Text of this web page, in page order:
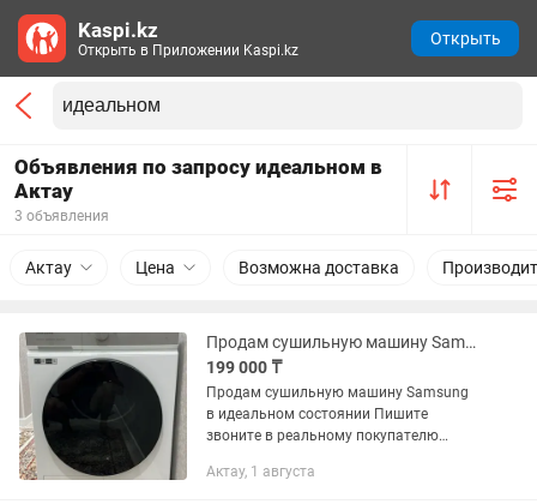
Объявления по запросу идеальном в
Актау
3 объявления
Актау Цена Возможна доставка
Продам сушильную машину Samsung
199 000 ₸
Продам сушильную машину Samsung
в идеальном состоянии Пишите
звоните в реальному покупателю
Срочно срочно цена снижена из-за
Актау, 1 августа
Kaspi.kz
Открыть в Приложении Kaspi.kz
Открыть